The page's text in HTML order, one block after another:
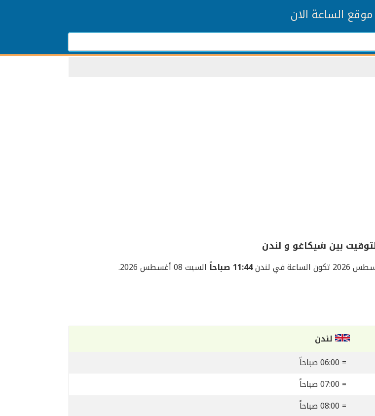
موقع الساعة الان
بين شيكاغو و لندن
11:44 صباحاً
السبت 08 أغسطس 2026.
لندن
= 06:00 صباحاً
= 07:00 صباحاً
= 08:00 صباحاً